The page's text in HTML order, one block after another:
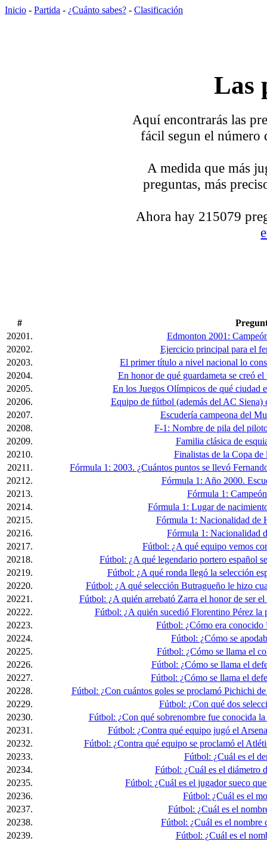
Inicio - Partida - ¿Cuánto sabes? - Clasificación
Las
Aquí encontrarás las
fácil segun el número
A medida que más
preguntas, más
Ahora hay 215079
#
20201.
Edmonton 2001:
20202.
Ejercicio principal para el
20203.
El primer título a nivel nacional lo
20204.
En honor de qué guardameta se creó
20205.
En los Juegos Olímpicos de qué ciudad
20206.
Equipo de fútbol (además del AC
20207.
Escudería campeona del
20208.
F-1: Nombre de pila del
20209.
Familia clásica de
20210.
Finalistas de la Copa
20211.
Fórmula 1: 2003. ¿Cuántos puntos se llevó
20212.
Fórmula 1: Año 2000.
20213.
Fórmula 1:
20214.
Fórmula 1: Lugar de
20215.
Fórmula 1: Nacionalidad de
20216.
Fórmula 1: Nacionalidad
20217.
Fútbol: ¿A qué equipo vemos
20218.
Fútbol: ¿A qué legendario portero español
20219.
Fútbol: ¿A qué ronda llegó la selección
20220.
Fútbol: ¿A qué selección Butragueño le hizo
20221.
Fútbol: ¿A quién arrebató Zarra el honor de ser
20222.
Fútbol: ¿A quién sucedió Florentino Pérez la
20223.
Fútbol: ¿Cómo era
20224.
Fútbol: ¿Cómo se
20225.
Fútbol: ¿Cómo se llama el
20226.
Fútbol: ¿Cómo se llama el
20227.
Fútbol: ¿Cómo se llama el
20228.
Fútbol: ¿Con cuántos goles se proclamó Pichichi
20229.
Fútbol: ¿Con qué dos
20230.
Fútbol: ¿Con qué sobrenombre fue conocida
20231.
Fútbol: ¿Contra qué equipo jugó el
20232.
Fútbol: ¿Contra qué equipo se proclamó el
20233.
Fútbol: ¿Cuál es el
20234.
Fútbol: ¿Cuál es el diámetro
20235.
Fútbol: ¿Cuál es el jugador sueco
20236.
Fútbol: ¿Cuál es el
20237.
Fútbol: ¿Cuál es el
20238.
Fútbol: ¿Cuál es el nombre
20239.
Fútbol: ¿Cuál es el